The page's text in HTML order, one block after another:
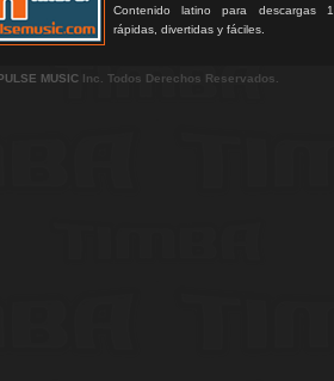
Contenido latino para descargas
rápidas, divertidas y fáciles.
MUSIC Inc. Todos Derechos Reservados.